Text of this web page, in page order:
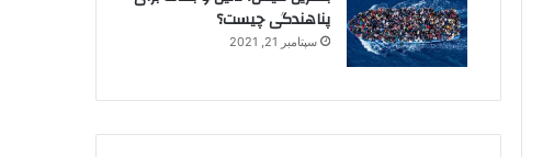
پناهندگی چیست؟
سپتامبر 21, 2021